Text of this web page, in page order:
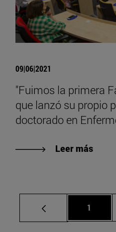
09|06|2021
"Fuimos la primera
que lanzó su propio
doctorado en
Leer más
Página
1